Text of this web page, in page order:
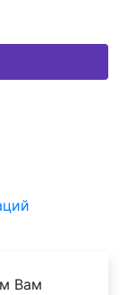
Вам